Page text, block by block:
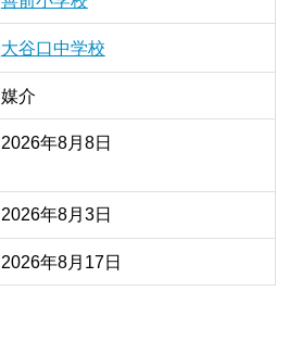
大谷口中学校
媒介
2026年8月8日
2026年8月3日
2026年8月17日